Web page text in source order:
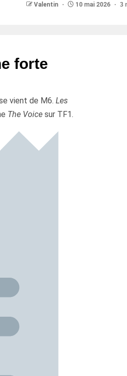
Valentin 10 mai 2026 3
forte
vient de M6. Les
The Voicesur TF1.